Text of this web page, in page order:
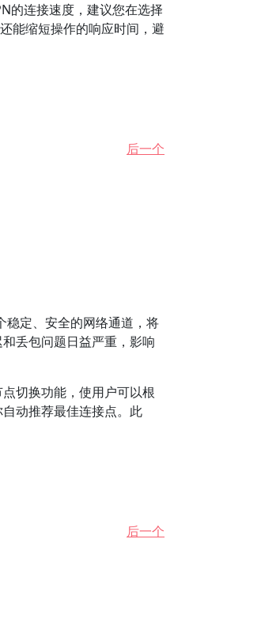
的连接速度，建议您在选择
能缩短操作的响应时间，避
后一个
稳定、安全的网络通道，将
丢包问题日益严重，影响
切换功能，使用户可以根
动推荐最佳连接点。此
后一个